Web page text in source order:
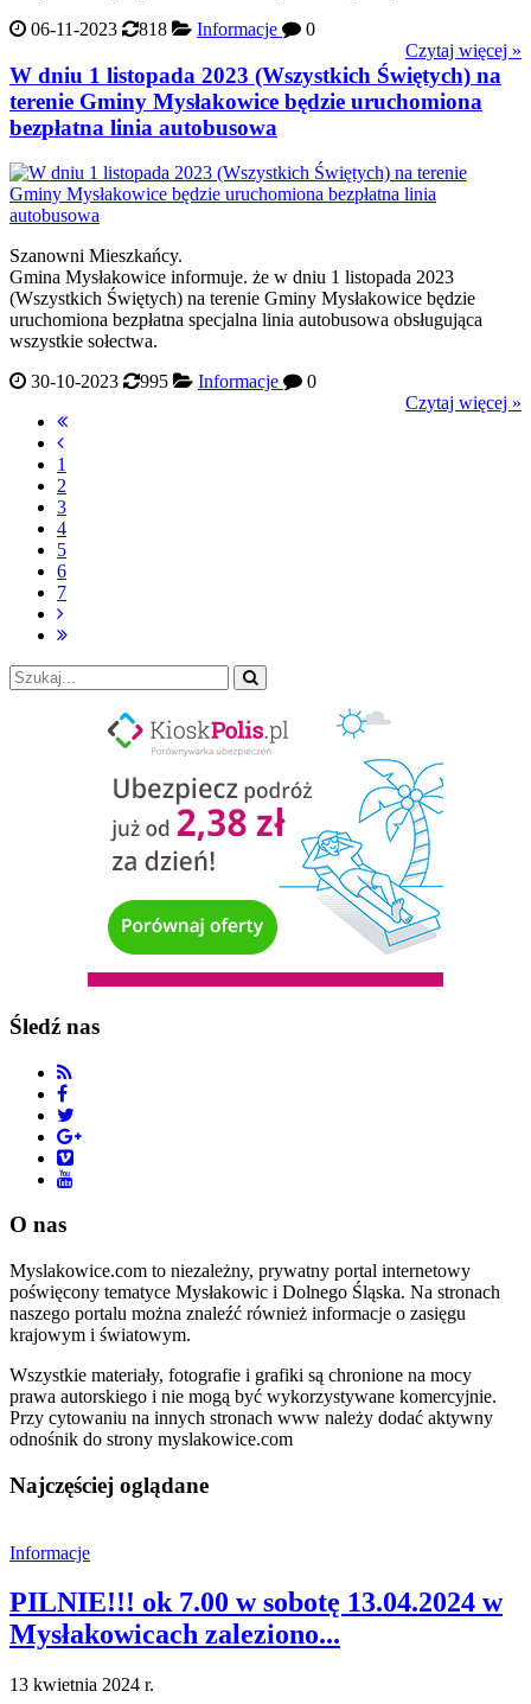
06-11-2023
818 Informacje
0
Czytaj więcej »
W dniu 1 listopada 2023 (Wszystkich Świętych) na
terenie Gminy Mysłakowice będzie uruchomiona
bezpłatna linia autobusowa
Szanowni Mieszkańcy.
Gmina Mysłakowice informuje. że w dniu 1 listopada 2023
(Wszystkich Świętych) na terenie Gminy Mysłakowice będzie
uruchomiona bezpłatna specjalna linia autobusowa obsługująca
wszystkie sołectwa.
30-10-2023
995 Informacje
0
Czytaj więcej »
1
2
3
4
5
6
7
Śledź nas
O nas
Myslakowice.com to niezależny, prywatny portal internetowy
poświęcony tematyce Mysłakowic i Dolnego Śląska. Na stronach
naszego portalu można znaleźć również informacje o zasięgu
krajowym i światowym.
Wszystkie materiały, fotografie i grafiki są chronione na mocy
prawa autorskiego i nie mogą być wykorzystywane komercyjnie.
Przy cytowaniu na innych stronach www należy dodać aktywny
odnośnik do strony myslakowice.com
Najczęściej oglądane
Informacje
PILNIE!!! ok 7.00 w sobotę 13.04.2024 w
Mysłakowicach zaleziono...
13 kwietnia 2024 r.